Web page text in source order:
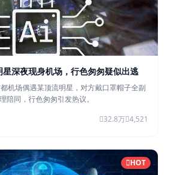
深夜现身机场，行色匆匆疑似出逃
机场偶遇某顶流明星，对方戴口罩帽子全副
陪同，行色匆匆引发热议。
32.8万 4,521
HOT